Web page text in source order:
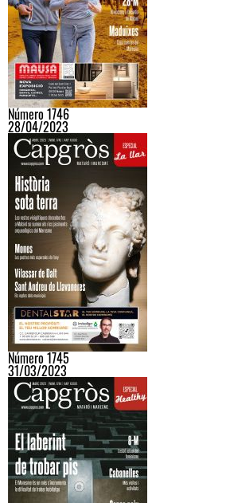
Número 1746
28/04/2023
Número 1745
31/03/2023